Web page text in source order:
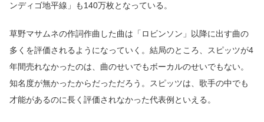
ンディゴ地平線」も140万枚となっている。
草野マサムネの作詞作曲した曲は「ロビンソン」以降に出す曲の
多くを評価されるようになっていく。結局のところ、スピッツが4
年間売れなかったのは、曲のせいでもボーカルのせいでもない。
知名度が無かったからだっただろう。スピッツは、歌手の中でも
才能があるのに長く評価されなかった代表例といえる。